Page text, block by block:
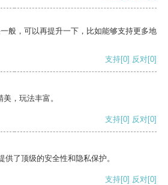
般，可以再提升一下，比如能够支持更多地
支持[0] 反对[0]
，玩法丰富。
支持[0] 反对[0]
了顶级的安全性和隐私保护。
支持[0] 反对[0]